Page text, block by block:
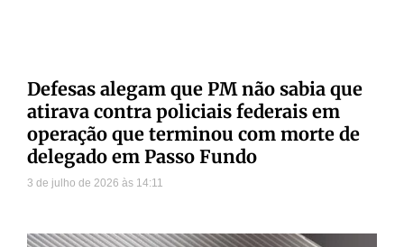
Defesas alegam que PM não sabia que
atirava contra policiais federais em
operação que terminou com morte de
delegado em Passo Fundo
3 de julho de 2026 14:11